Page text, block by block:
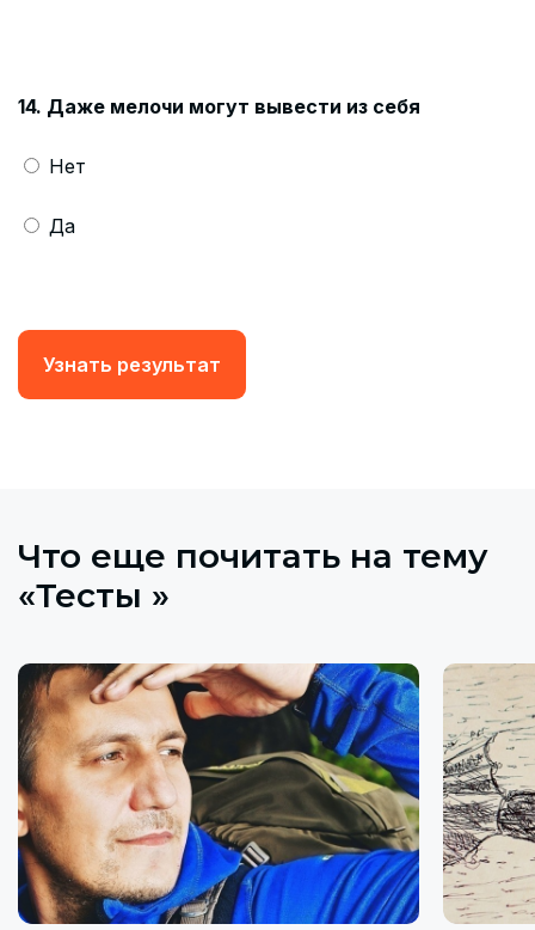
14. Даже мелочи могут вывести из себя
Нет
Да
Узнать результат
Что еще почитать на тему
«Тесты »